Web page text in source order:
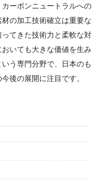
ーボンニュートラルへの
の加工技術確立は重要な
てきた技術力と柔軟な対
いても大きな価値を生み
う専門分野で、日本のも
後の展開に注目です。